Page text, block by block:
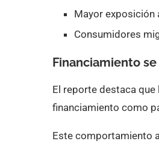
Mayor exposición
Consumidores
Financiamiento
El reporte destaca
financiamiento como
Este comportamiento